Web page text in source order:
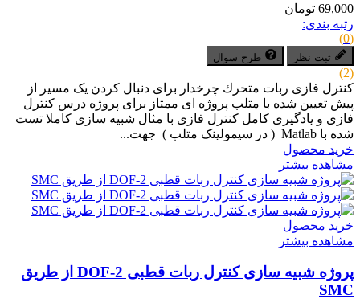
69,000 تومان
رتبه بندی:
(0)
ثبت نظر طرح سوال
(2)
کنترل فازی ربات متحرك چرخدار برای دنبال کردن یک مسیر از
پیش تعیین شده با متلب پروژه ای ممتاز برای پروژه درس کنترل
فازی و یادگیری کامل کنترل فازی با مثال شبیه سازی کاملا تست
شده با Matlab ( در سیمولینک متلب ) جهت...
خرید محصول
مشاهده بیشتر
خرید محصول
مشاهده بیشتر
پروژه شبیه سازی کنترل ربات قطبی 2-DOF از طریق
SMC